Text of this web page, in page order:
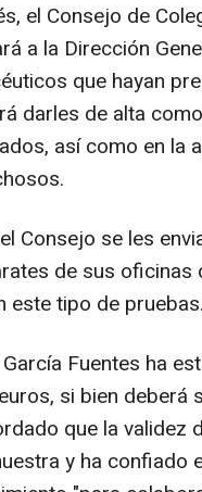
el Consejo de
a la Dirección
que hayan
darles de alta
así como en la
Consejo se les
de sus
este tipo de pruebas.
García Fuentes ha
si bien deberá
que la validez
y ha confiado